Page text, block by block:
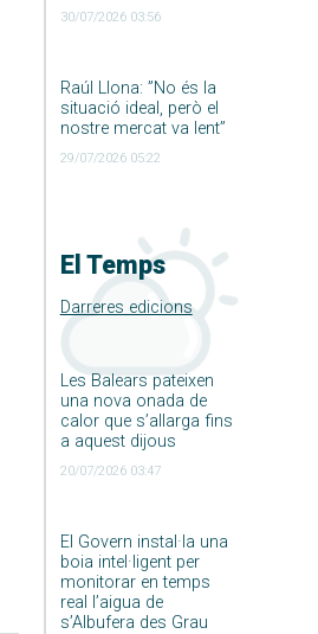
30/07/2026 03:56
Raúl Llona: ”No és la
situació ideal, però el
nostre mercat va lent”
29/07/2026 05:22
El Temps
Darreres edicions
Les Balears pateixen
una nova onada de
calor que s’allarga fins
a aquest dijous
20/07/2026 03:47
El Govern instal·la una
boia intel·ligent per
monitorar en temps
real l’aigua de
s’Albufera des Grau